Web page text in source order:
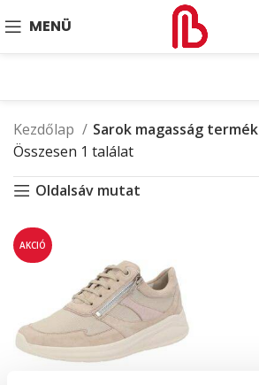
MENÜ
Kezdőlap Sarok magasság termék
Összesen 1 találat
Oldalsáv mutat
AKCIÓ